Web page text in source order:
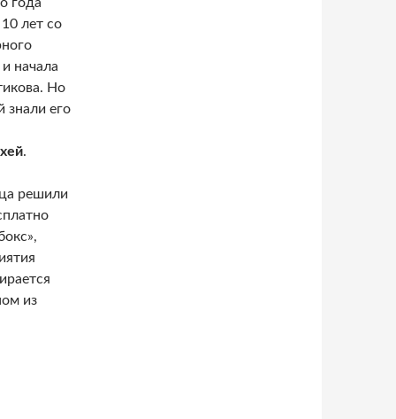
лет со
начала
Но
знали его
.
решили
из
памятник певцу Михею